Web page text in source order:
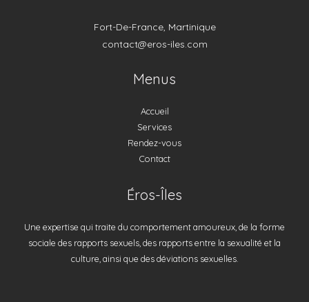
Fort-De-France, Martinique
contact@eros-iles.com
Menus
Accueil
Services
Rendez-vous
Contact
Éros-Îles
Une expertise qui traite du comportement amoureux, de la forme
sociale des rapports sexuels, des rapports entre la sexualité et la
culture, ainsi que des déviations sexuelles.